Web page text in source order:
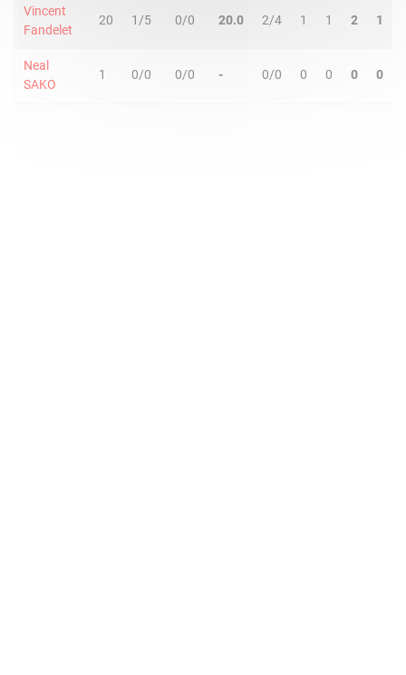
Vincent
Fandelet
20 1/5 0/0 20.0 2/4 1 1 2 1
Neal
SAKO
1 0/0 0/0 - 0/0 0 0 0 0